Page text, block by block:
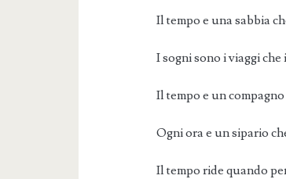
Il tempo e una sabbia
I sogni sono i viaggi
Il tempo e un
Ogni ora e un sipario
Il tempo ride quando